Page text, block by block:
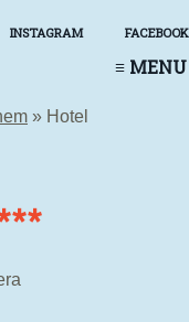
≡ MENU
INSTAGRAM FACEBOOK
» Hotel